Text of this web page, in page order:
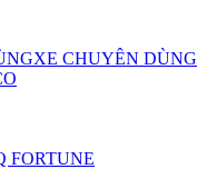
XE CHUYÊN DÙNG
FORTUNE